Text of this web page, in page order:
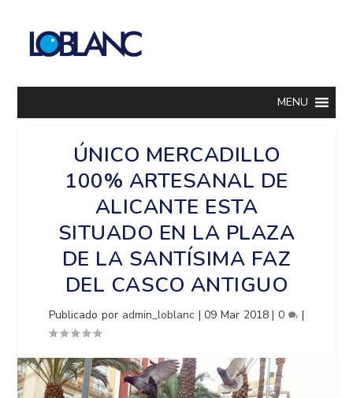
MENU
ÚNICO MERCADILLO
100% ARTESANAL DE
ALICANTE ESTA
SITUADO EN LA PLAZA
DE LA SANTÍSIMA FAZ
DEL CASCO ANTIGUO
Publicado por admin_loblanc |09 Mar 2018|0 |